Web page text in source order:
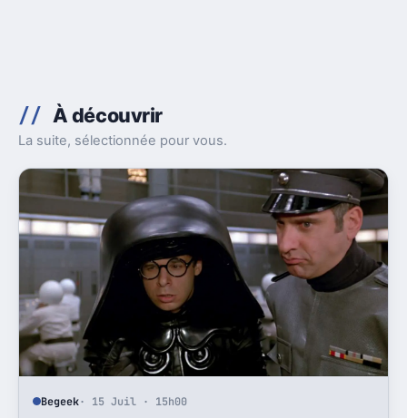
À découvrir
La suite, sélectionnée pour vous.
Begeek· 15 Juil · 15h00